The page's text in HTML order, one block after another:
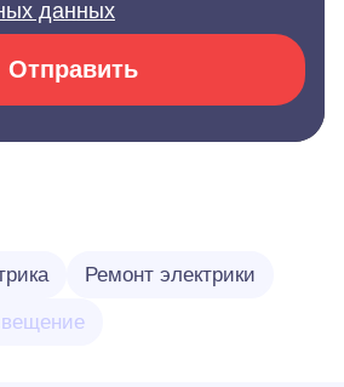
данных
Отправить
Ремонт электрики